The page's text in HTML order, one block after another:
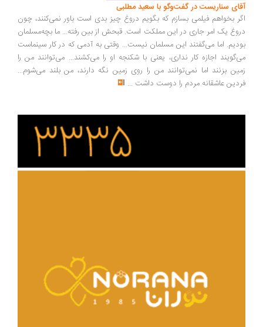
آقای سناریست در گفت‌وگو با سعید مطلبی
اگر بخواهم فیلمی بسازم که بگویم دروغ چیز بدی است باور نمی‌کنند، چون
دروغ یک امر جاری در این مملکت است. قبحش از بین رفته... ما بچه‌مسلمان
بودیم. اما می‌گفتند این مسلمان نیست... وقتی به آدمی که در کار سینماست
می‌گویند اجازه کار نداری، یعنی با شکنجه او را می‌کشند... می‌توانند من را
زمین بزنند اما نمی‌توانند من را روی زمین نگه دارند، من بلند می‌شوم...
فردین عاشقانه مردم را دوست داشت ...